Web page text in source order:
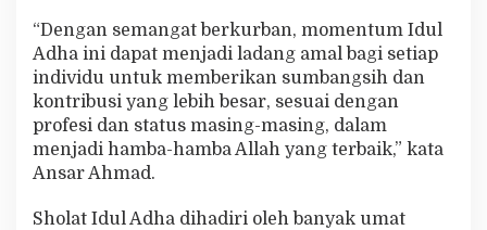
“Dengan semangat berkurban, momentum Idul
Adha ini dapat menjadi ladang amal bagi setiap
individu untuk memberikan sumbangsih dan
kontribusi yang lebih besar, sesuai dengan
profesi dan status masing-masing, dalam
menjadi hamba-hamba Allah yang terbaik,” kata
Ansar Ahmad.
Sholat Idul Adha dihadiri oleh banyak umat